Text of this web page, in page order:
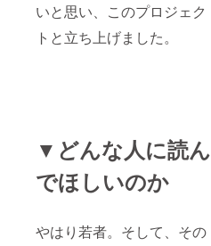
いと思い、このプロジェク
トと立ち上げました。
▼どんな人に読ん
でほしいのか
やはり若者。そして、その